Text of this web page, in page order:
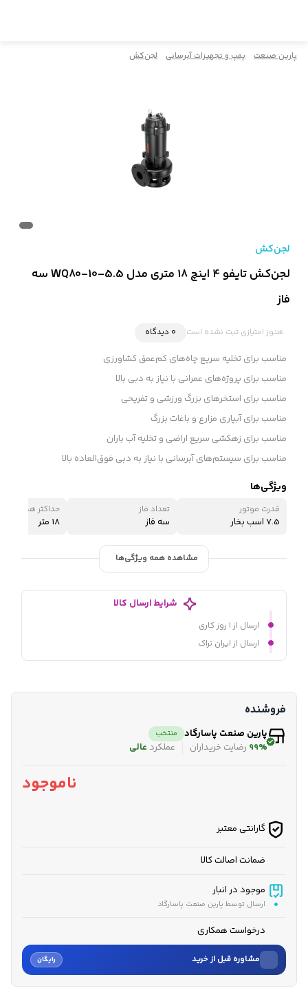
پارین صنعت پمپ و تجهیزات آبرسانی لجن‌کش
لجن‌کش
لجن‌کش تایفو 4 اینچ 18 متری مدل 5.5-WQ80-10 سه
فاز
هنوز امتیازی ثبت نشده است 0 دیدگاه
مناسب برای تخلیه سریع چاه‌های کم‌عمق کشاورزی
مناسب برای پروژه‌های عمرانی با نیاز به دبی بالا
مناسب برای استخرهای بزرگ ورزشی و تفریحی
مناسب برای آبیاری مزارع و باغات بزرگ
مناسب برای زهکشی سریع اراضی و تخلیه آب باران
مناسب برای سیستم‌های آبرسانی با نیاز به دبی فوق‌العاده بالا
ویژگی‌ها
قدرت موتور
7.5 اسب بخار
تعداد فاز
سه فاز
حداکثر هد
18 متر
مشاهده همه ویژگی‌ها
شرایط ارسال کالا
ارسال از ۱ روز کاری
ارسال از ایران تراک
فروشنده
پارین صنعت پاسارگاد منتخب
99% رضایت خریداران عملکرد عالی
ناموجود
گارانتی معتبر
ضمانت اصالت کالا
موجود در انبار
ارسال توسط پارین صنعت پاسارگاد
درخواست همکاری
مشاوره قبل از خرید رایگان
نام